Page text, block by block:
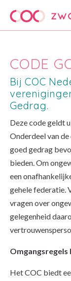
CODE
Bij COC
Gedrag.
Deze code geldt
Onderdeel van
goed gedrag
bieden. Om
een
gehele federatie.
vragen over
gelegenheid
Omgangsregels
Het COC biedt